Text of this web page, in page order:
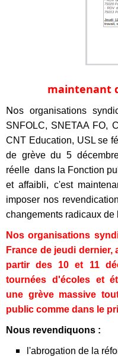
maintenant
Nos organisations
SNFOLC, SNETAA FO,
CNT Education, USLse
de grève du 5
réelle dans la Fonction
et affaibli, c'est
imposer nos
changements radicaux
Nos organisations
France de jeudi dernier,
partir des 10 et 11
tournées d'écoles et
une grève massive
public comme dans le
Nous revendiquons :
l'abrogation de la